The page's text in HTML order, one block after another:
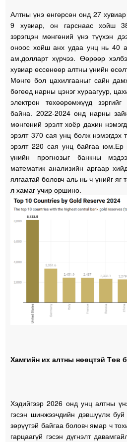
Алтны үнэ өнгөрсөн онд 27
9 хувиар, он гарснаас хойш
зэрэгцэн мөнгөний үнэ түүхэн
оноос хойш анх удаа унц нь 40
ам.долларт хүрчээ. Өөрөөр
хувиар өссөнөөр алтны үнийн
Мөнгө бол цахилгааныг сайн
бөгөөд нарны цэнэг хураагуур,
электрон төхөөрөмжүүд зэргийг
байна. 2022-2024 онд нарны
мөнгөний эрэлт хоёр дахин
эрэлт 370 сая унц болж нэмэгдэх
эрэлт 220 сая унц байгаа
үнийн прогнозыг банкны
математик анализийн аргаар
ялгаатай боловч аль нь ч үнийг яг
л хамаг учир оршино.
Хамгийн их алтны нөөцтэй Төв
Хэдийгээр 2026 онд унц алтны
гэсэн шинжээчдийн дэвшүүлж
зөрүүтэй байгаа боловч ямар ч
гарцаагүй гэсэн дүгнэлт